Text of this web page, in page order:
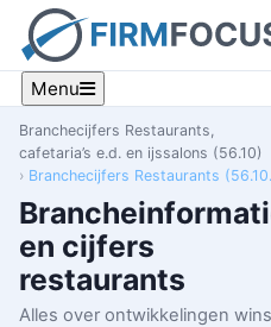
Menu
Branchecijfers Restaurants,
cafetaria’s e.d. en ijssalons (56.10)
Branchecijfers Restaurants
en cijfers
restaurants
Alles over ontwikkelingen